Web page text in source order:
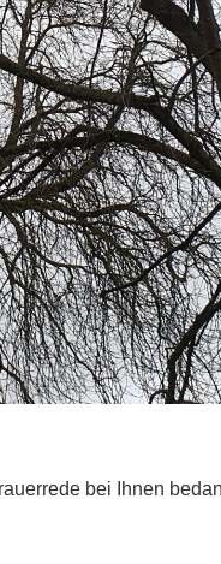
bei Ihnen